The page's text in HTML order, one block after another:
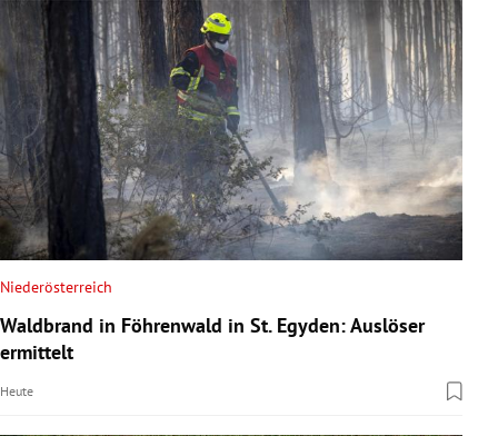
Niederösterreich
Waldbrand in Föhrenwald in St. Egyden: Auslöser
ermittelt
Heute